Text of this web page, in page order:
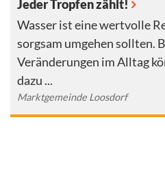
Jeder Tropfen zählt!
Wasser ist eine wertvolle
sorgsam umgehen sollten.
Veränderungen im Alltag
dazu ...
Marktgemeinde Loosdorf